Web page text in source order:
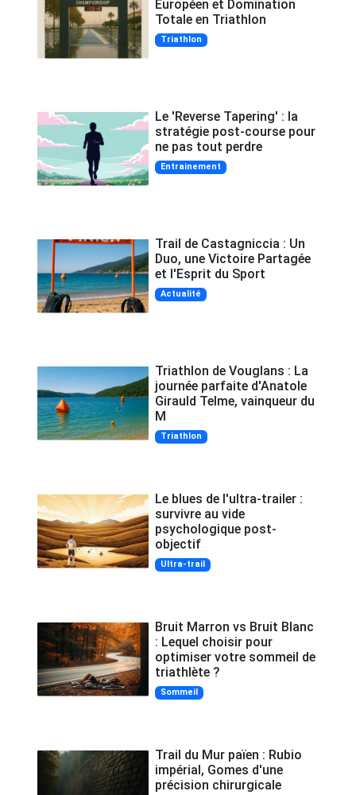
Européen et Domination
Totale en Triathlon
Triathlon
Le 'Reverse Tapering' : la
stratégie post-course pour
ne pas tout perdre
Entrainement
Trail de Castagniccia : Un
Duo, une Victoire Partagée
et l'Esprit du Sport
Actualité
Triathlon de Vouglans : La
journée parfaite d'Anatole
Girauld Telme, vainqueur du
M
Triathlon
Le blues de l'ultra-trailer :
survivre au vide
psychologique post-
objectif
Ultra-trail
Bruit Marron vs Bruit Blanc
: Lequel choisir pour
optimiser votre sommeil de
triathlète ?
Sommeil
Trail du Mur païen : Rubio
impérial, Gomes d'une
précision chirurgicale